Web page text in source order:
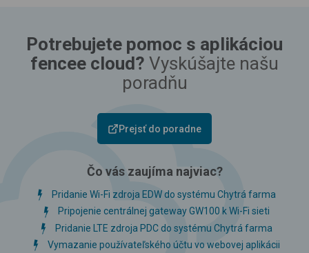
Potrebujete pomoc s aplikáciou
fencee cloud? Vyskúšajte našu
poradňu
Prejsť do poradne
Čo vás zaujíma najviac?
Pridanie Wi-Fi zdroja EDW do systému Chytrá farma
Pripojenie centrálnej gateway GW100 k Wi-Fi sieti
Pridanie LTE zdroja PDC do systému Chytrá farma
Vymazanie používateľského účtu vo webovej aplikácii